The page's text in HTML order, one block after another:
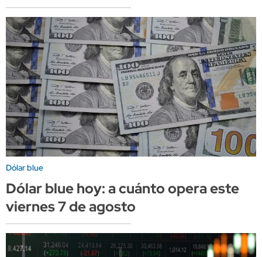
Dólar blue
Dólar blue hoy: a cuánto opera este
viernes 7 de agosto